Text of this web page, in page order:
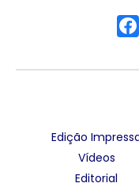
Edição
Vídeos
Editorial